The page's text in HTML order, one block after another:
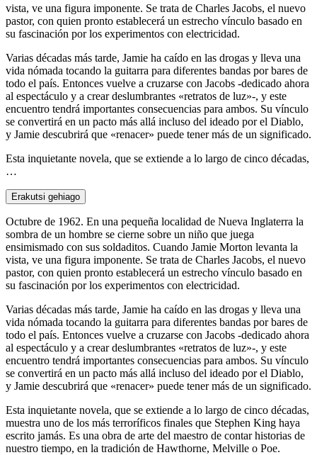
vista, ve una figura imponente. Se trata de Charles Jacobs, el nuevo
pastor, con quien pronto establecerá un estrecho vínculo basado en
su fascinación por los experimentos con electricidad.
Varias décadas más tarde, Jamie ha caído en las drogas y lleva una
vida nómada tocando la guitarra para diferentes bandas por bares de
todo el país. Entonces vuelve a cruzarse con Jacobs -dedicado ahora
al espectáculo y a crear deslumbrantes «retratos de luz»-, y este
encuentro tendrá importantes consecuencias para ambos. Su vínculo
se convertirá en un pacto más allá incluso del ideado por el Diablo,
y Jamie descubrirá que «renacer» puede tener más de un significado.
Esta inquietante novela, que se extiende a lo largo de cinco décadas,
…
Erakutsi gehiago
Octubre de 1962. En una pequeña localidad de Nueva Inglaterra la
sombra de un hombre se cierne sobre un niño que juega
ensimismado con sus soldaditos. Cuando Jamie Morton levanta la
vista, ve una figura imponente. Se trata de Charles Jacobs, el nuevo
pastor, con quien pronto establecerá un estrecho vínculo basado en
su fascinación por los experimentos con electricidad.
Varias décadas más tarde, Jamie ha caído en las drogas y lleva una
vida nómada tocando la guitarra para diferentes bandas por bares de
todo el país. Entonces vuelve a cruzarse con Jacobs -dedicado ahora
al espectáculo y a crear deslumbrantes «retratos de luz»-, y este
encuentro tendrá importantes consecuencias para ambos. Su vínculo
se convertirá en un pacto más allá incluso del ideado por el Diablo,
y Jamie descubrirá que «renacer» puede tener más de un significado.
Esta inquietante novela, que se extiende a lo largo de cinco décadas,
muestra uno de los más terroríficos finales que Stephen King haya
escrito jamás. Es una obra de arte del maestro de contar historias de
nuestro tiempo, en la tradición de Hawthorne, Melville o Poe.